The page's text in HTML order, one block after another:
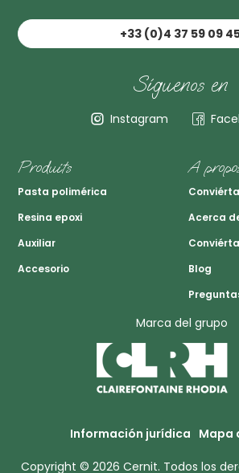
+33 (0)4 37 59 09
Síguenos en
Instagram
Produits
Pasta polimérica
Resina epoxi
Auxiliar
Accesorio
A
Acerca
Blog
Marca del grupo
Información jurídica Mapa
Copyright © 2026 Cernit. Todos los